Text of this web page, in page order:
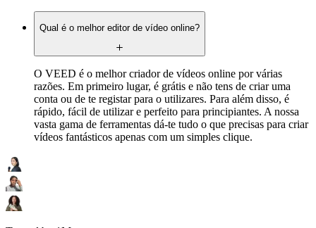
Qual é o melhor editor de vídeo online?
O VEED é o melhor criador de vídeos online por várias
razões. Em primeiro lugar, é grátis e não tens de criar uma
conta ou de te registar para o utilizares. Para além disso, é
rápido, fácil de utilizar e perfeito para principiantes. A nossa
vasta gama de ferramentas dá-te tudo o que precisas para criar
vídeos fantásticos apenas com um simples clique.